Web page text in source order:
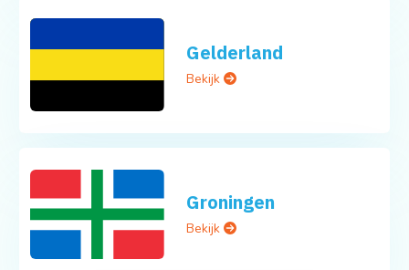
Gelderland
Bekijk
Groningen
Bekijk